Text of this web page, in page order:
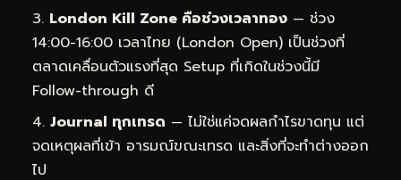
London Kill Zone คือช่วงเวลาทอง — ช่วง
14:00-16:00 เวลาไทย (London Open) เป็นช่วงที่
ตลาดเคลื่อนตัวแรงที่สุด Setup ที่เกิดในช่วงนี้มี
Follow-through ดี
Journal ทุกเทรด — ไม่ใช่แค่จดผลกำไรขาดทุน แต่
จดเหตุผลที่เข้า อารมณ์ขณะเทรด และสิ่งที่จะทำต่างออก
ไป